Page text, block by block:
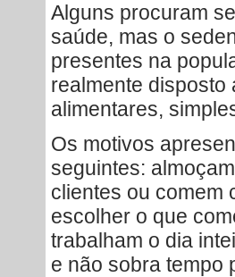
Alguns procuram
saúde, mas o
presentes na
realmente disposto
alimentares,
Os motivos
seguintes:
clientes ou comem
escolher o que
trabalham o dia
e não sobra tempo